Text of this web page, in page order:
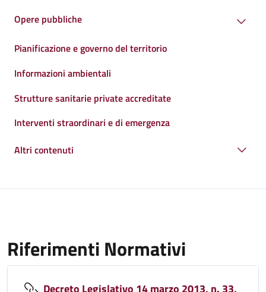
Opere pubbliche
Pianificazione e governo del territorio
Informazioni ambientali
Strutture sanitarie private accreditate
Interventi straordinari e di emergenza
Altri contenuti
Riferimenti Normativi
Decreto Legislativo 14 marzo 2013, n. 33,